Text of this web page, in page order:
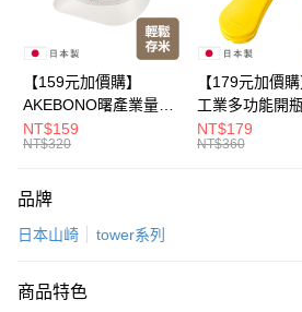
Google Pay
全盈+PAY
大哥付你分期
【大哥付你分期使用說明】
1.本服務由台灣大哥大提供，台灣大哥大用戶
2.付款方式選擇「大哥付你分期」，訂單成立後
成交易。
3.實際核准額度、可分期數及費用金額請依後續
【159元加價購】
AKEBONO曙產業量米
杯漏斗組(白)/量米杯/
米桶/量米用具/任二件8
NT$159
NT$320
【179元加價
工業多功能開瓶
瓶器/餐廚用品/
具/任二件8折
NT$179
NT$360
品牌
日本山崎 tower系列
商品特色